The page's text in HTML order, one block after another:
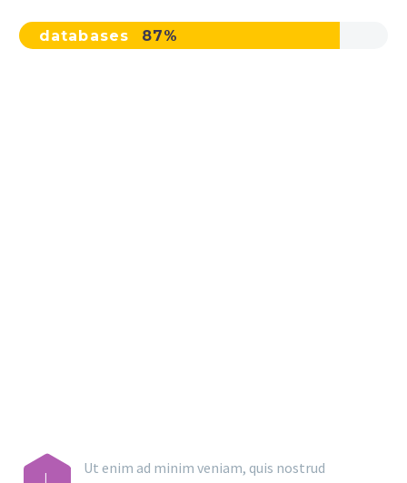
databases 87%
Ut enim ad minim veniam, quis nostrud